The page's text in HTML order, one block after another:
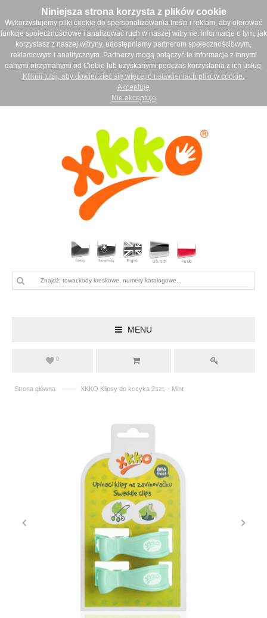
Niniejsza strona korzysta z plików cookie
Wykorzystujemy pliki cookie do spersonalizowania treści i reklam, aby oferować
funkcje społecznościowe i analizować ruch w naszej witrynie. Informacje o tym, jak
korzystasz z naszej witryny, udostępniamy partnerom społecznościowym,
reklamowym i analitycznym. Partnerzy mogą połączyć te informacje z innymi
danymi otrzymanymi od Ciebie lub uzyskanymi podczas korzystania z ich usług.
Kliknij tutaj, aby dowiedzieć się więcej o ustawieniach plików cookie.
Akceptuję
Nie akceptuje
MENU
0
Strona główna —— XKKO Klipsy do kocyka 2szt. - Mint